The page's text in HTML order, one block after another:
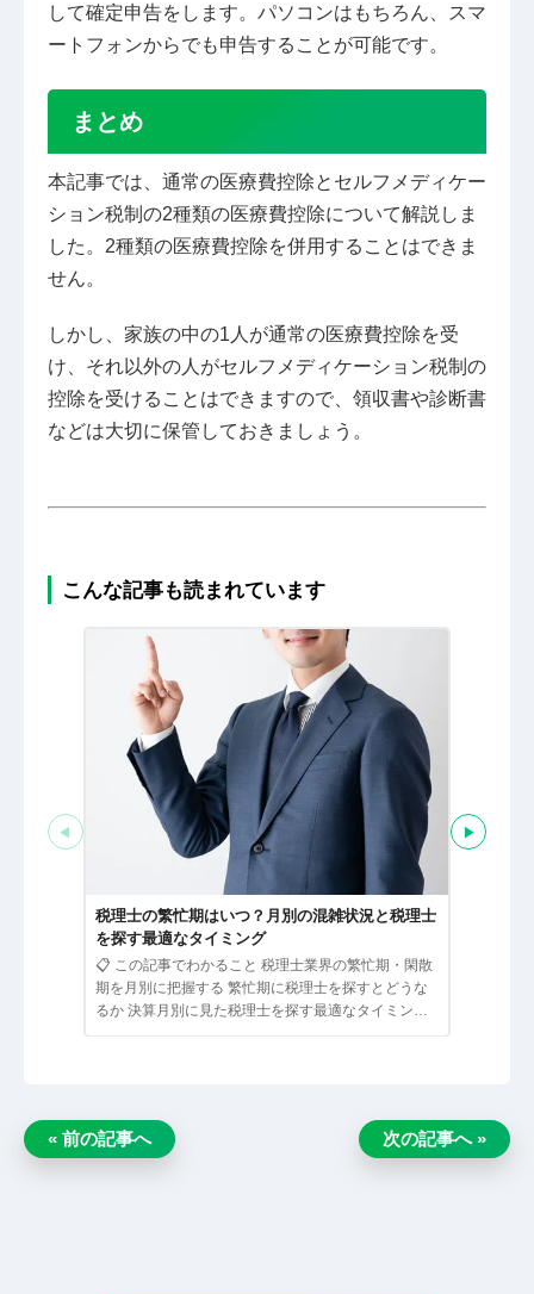
して確定申告をします。パソコンはもちろん、スマ
ートフォンからでも申告することが可能です。
まとめ
本記事では、通常の医療費控除とセルフメディケー
ション税制の2種類の医療費控除について解説しま
した。2種類の医療費控除を併用することはできま
せん。
しかし、家族の中の1人が通常の医療費控除を受
け、それ以外の人がセルフメディケーション税制の
控除を受けることはできますので、領収書や診断書
などは大切に保管しておきましょう。
こんな記事も読まれています
◀
税理士の繁忙期はいつ？月別の混雑状況と税理士
を探す最適なタイミング
📋 この記事でわかること 税理士業界の繁忙期・閑散
期を月別に把握する 繁忙期に税理士を探すとどうな
るか 決算月別に見た税理士を探す最適なタイミング
▶
« 前の記事へ 次の記事へ »